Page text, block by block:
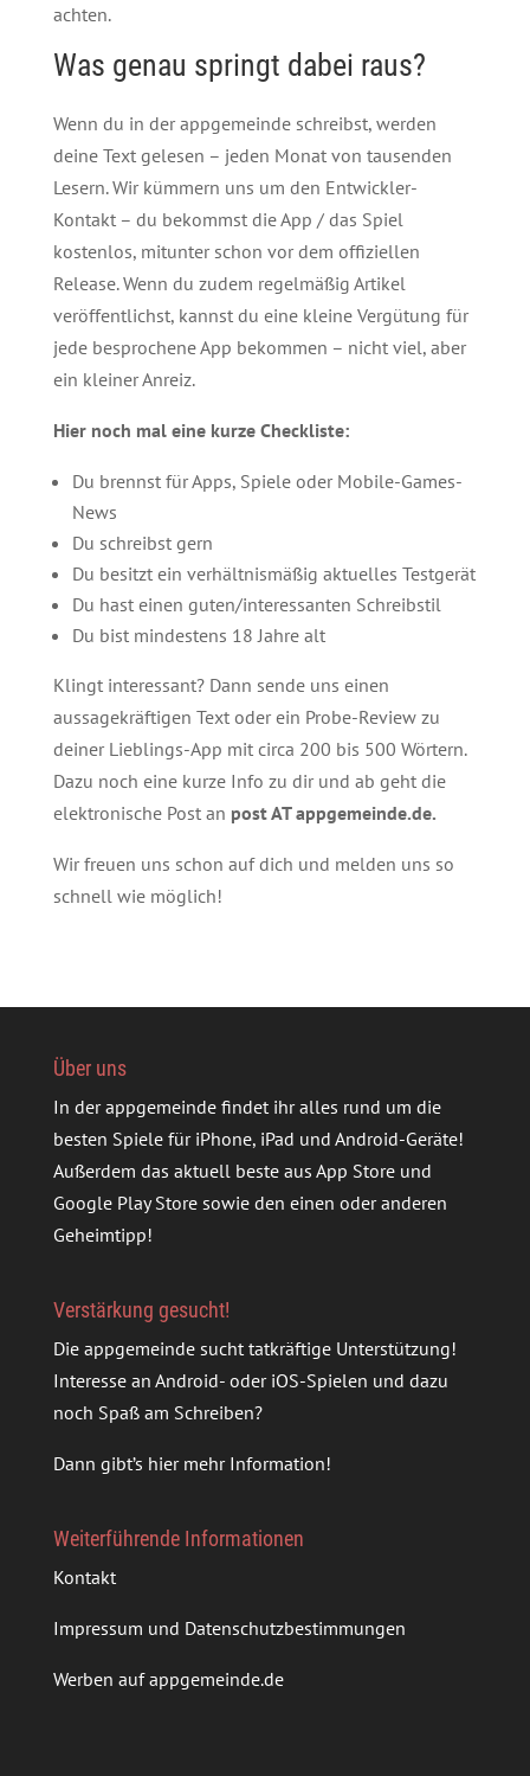
achten.
Was genau springt dabei raus?
Wenn du in der appgemeinde schreibst, werden
deine Text gelesen – jeden Monat von tausenden
Lesern. Wir kümmern uns um den Entwickler-
Kontakt – du bekommst die App / das Spiel
kostenlos, mitunter schon vor dem offiziellen
Release. Wenn du zudem regelmäßig Artikel
veröffentlichst, kannst du eine kleine Vergütung für
jede besprochene App bekommen – nicht viel, aber
ein kleiner Anreiz.
Hier noch mal eine kurze Checkliste:
Du brennst für Apps, Spiele oder Mobile-Games-
News
Du schreibst gern
Du besitzt ein verhältnismäßig aktuelles Testgerät
Du hast einen guten/interessanten Schreibstil
Du bist mindestens 18 Jahre alt
Klingt interessant? Dann sende uns einen
aussagekräftigen Text oder ein Probe-Review zu
deiner Lieblings-App mit circa 200 bis 500 Wörtern.
Dazu noch eine kurze Info zu dir und ab geht die
elektronische Post an post AT appgemeinde.de.
Wir freuen uns schon auf dich und melden uns so
schnell wie möglich!
Über uns
In der appgemeinde findet ihr alles rund um die
besten Spiele für iPhone, iPad und Android-Geräte!
Außerdem das aktuell beste aus App Store und
Google Play Store sowie den einen oder anderen
Geheimtipp!
Verstärkung gesucht!
Die appgemeinde sucht tatkräftige Unterstützung!
Interesse an Android- oder iOS-Spielen und dazu
noch Spaß am Schreiben?
Dann gibt’s hier mehr Information!
Weiterführende Informationen
Kontakt
Impressum und Datenschutzbestimmungen
Werben auf appgemeinde.de